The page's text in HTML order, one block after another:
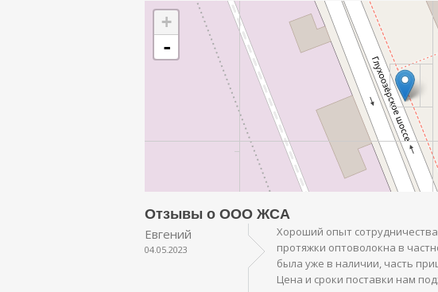
+
-
Отзывы о ООО ЖСА
Евгений
04.05.2023
Хороший опыт
протяжки оптоволокна в
была уже в наличии, часть
Цена и сроки поставки нам